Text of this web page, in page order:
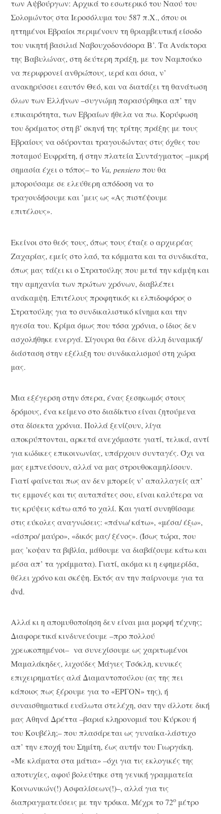
των Αψβούργων: Αρχικά το εσωτερικό του Ναού του
Σολομώντος στα Ιεροσόλυμα του 587 π.Χ., όπου οι
ηττημένοι Εβραίοι περιμένουν τη θριαμβευτική είσοδο
του νικητή βασιλιά Ναβουχοδονόσορα Β’. Τα Ανάκτορα
της Βαβυλώνας, στη δεύτερη πράξη, με τον Ναμπούκο
να περιφρονεί ανθρώπους, ιερά και όσια, ν’
ανακηρύσσει εαυτόν Θεό, και να διατάζει τη θανάτωση
όλων των Ελλήνων –συγνώμη παρασύρθηκα απ’ την
επικαιρότητα, των Εβραίων ήθελα να πω. Κορύφωση
του δράματος στη β’ σκηνή της τρίτης πράξης με τους
Εβραίους να οδύρονται τραγουδώντας στις όχθες του
ποταμού Ευφράτη, ή στην πλατεία Συντάγματος –μικρή
σημασία έχει ο τόπος– το Va, pensieroπου θα
μπορούσαμε σε ελεύθερη απόδοση να το
τραγουδήσουμε και ’μεις ως «Ας πιστέψουμε
επιτέλους».
Εκείνοι στο θεός τους, όπως τους έταζε ο αρχιερέας
Ζαχαρίας, εμείς στο λαό, τα κόμματα και τα συνδικάτα,
όπως μας τάζει κι ο Στρατούλης που μετά την κάμψη και
την αμηχανία των πρώτων χρόνων, διαβλέπει
ανάκαμψη. Επιτέλους προφητικός κι ελπιδοφόρος ο
Στρατούλης για το συνδικαλιστικό κίνημα και την
ηγεσία του. Κρίμα όμως που τόσα χρόνια, ο ίδιος δεν
ασχολήθηκε ενεργά. Σίγουρα θα έδινε άλλη δυναμική/
διάσταση στην εξέλιξη του συνδικαλισμού στη χώρα
μας.
Μια εξέγερση στην όπερα, ένας ξεσηκωμός στους
δρόμους, ένα κείμενο στο διαδίκτυο είναι ζητούμενα
στα δίσεκτα χρόνια. Πολλά ξενίζουν, λίγα
αποκρύπτονται, αρκετά ανεχόμαστε γιατί, τελικά, αντί
για κώδικες επικοινωνίας, υπάρχουν συνταγές. Όχι να
μας εμπνεύσουν, αλλά να μας στρουθοκαμηλίσουν.
Γιατί φαίνεται πως αν δεν μπορείς ν’ απαλλαγείς απ’
τις εμμονές και τις αυταπάτες σου, είναι καλύτερα να
τις κρύψεις κάτω από το χαλί. Και γιατί συνηθίσαμε
στις εύκολες αναγνώσεις: «πάνω/ κάτω», «μέσα/ έξω»,
«άσπρο/ μαύρο», «δικός μας/ ξένος». (Ίσως τώρα, που
μας ’κοψαν τα βιβλία, μάθουμε να διαβάζουμε κάτω και
μέσα απ’ τα γράμματα). Γιατί, ακόμα κι η εφημερίδα,
θέλει χρόνο και σκέψη. Εκτός αν την παίρνουμε για τα
dvd.
Αλλά κι η απομυθοποίηση δεν είναι μια μορφή τέχνης;
Διαφορετικά κινδυνεύουμε –προ πολλού
χρεωκοπημένοι– να συνεχίσουμε ως χαριτωμένοι
Μαμαλάκηδες, λιχούδες Μάγιες Τσόκλη, κυνικές
επιχειρηματίες αλά Διαμαντοπούλου (ας της πει
κάποιος πως ξέρουμε για το «ΕΡΓΟΝ» της), ή
συναισθηματικά ευάλωτα στελέχη, σαν την άλλοτε δική
μας Αθηνά Δρέττα –βαριά κληρονομιά του Κύρκου ή
του Κουβέλη;– που πλασάρεται ως γυναίκα-λάστιχο
απ’ την εποχή του Σημίτη, έως αυτήν του Γιωργάκη.
«Με κλάματα στα μάτια» –όχι για τις εκλογικές της
αποτυχίες, αφού βολεύτηκε στη γενική γραμματεία
Κοινωνικών(!) Ασφαλίσεων(!)–, αλλά για τις
διαπραγματεύσεις με την τρόικα. Μέχρι το 72ο μέτρο